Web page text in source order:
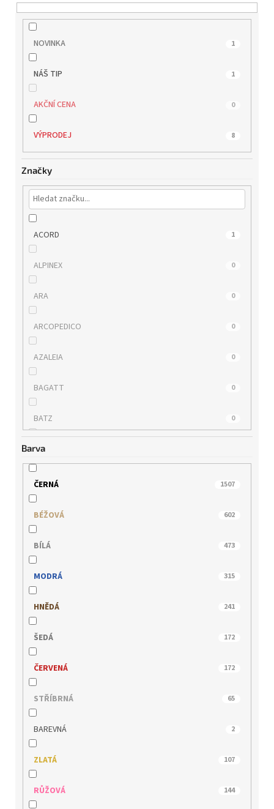
NOVINKA 1
NÁŠ TIP 1
AKČNÍ CENA 0
VÝPRODEJ 8
Značky
ACORD 1
ALPINEX 0
ARA 0
ARCOPEDICO 0
AZALEIA 0
BAGATT 0
BATZ 0
BUGATTI
CAPRICE 0
EPICA 0
GERRY WEBER 0
HISPANITAS 0
HÖGL 2
IBERIUS 0
IMAC 0
INBLU 0
JANA 0
JOMA 0
JOSEF SEIBEL 0
Barva
ČERNÁ 1507
BÉŽOVÁ 602
BÍLÁ 473
MODRÁ 315
HNĚDÁ 241
ŠEDÁ 172
ČERVENÁ 172
STŘÍBRNÁ 65
BAREVNÁ 2
ZLATÁ 107
RŮŽOVÁ 144